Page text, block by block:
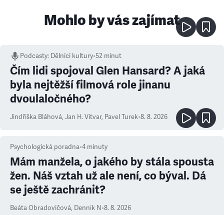
Mohlo by vás zajímat
Podcasty: Dělníci kultury•52 minut
Čím lidi spojoval Glen Hansard? A jaká
byla nejtěžší filmová role jinanu
dvoulaločného?
Jindřiška Bláhová, Jan H. Vitvar, Pavel Turek•8. 8. 2026
Psychologická poradna•4 minuty
Mám manžela, o jakého by stála spousta
žen. Náš vztah už ale není, co býval. Dá
se ještě zachránit?
Beáta Obradovičová, Denník N•8. 8. 2026